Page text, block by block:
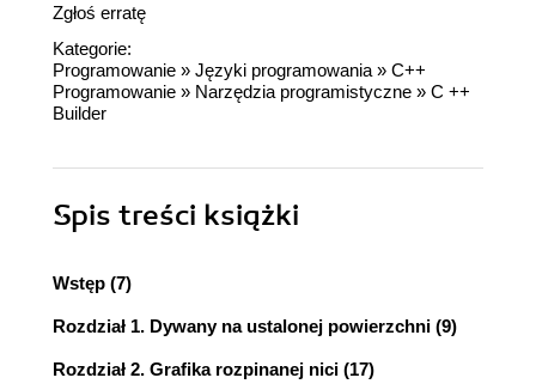
Zgłoś erratę
Kategorie:
Programowanie » Języki programowania » C++
Programowanie » Narzędzia programistyczne » C ++
Builder
Spis treści książki
Wstęp (7)
Rozdział 1. Dywany na ustalonej powierzchni (9)
Rozdział 2. Grafika rozpinanej nici (17)